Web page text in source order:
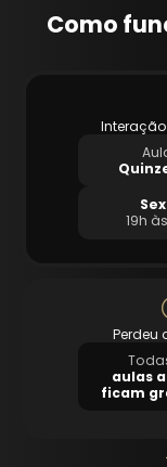
Como
19h
Perdeu
aulas
ficam